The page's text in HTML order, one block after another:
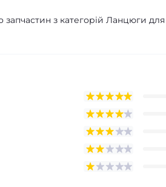
запчастин з категорій Ланцюги